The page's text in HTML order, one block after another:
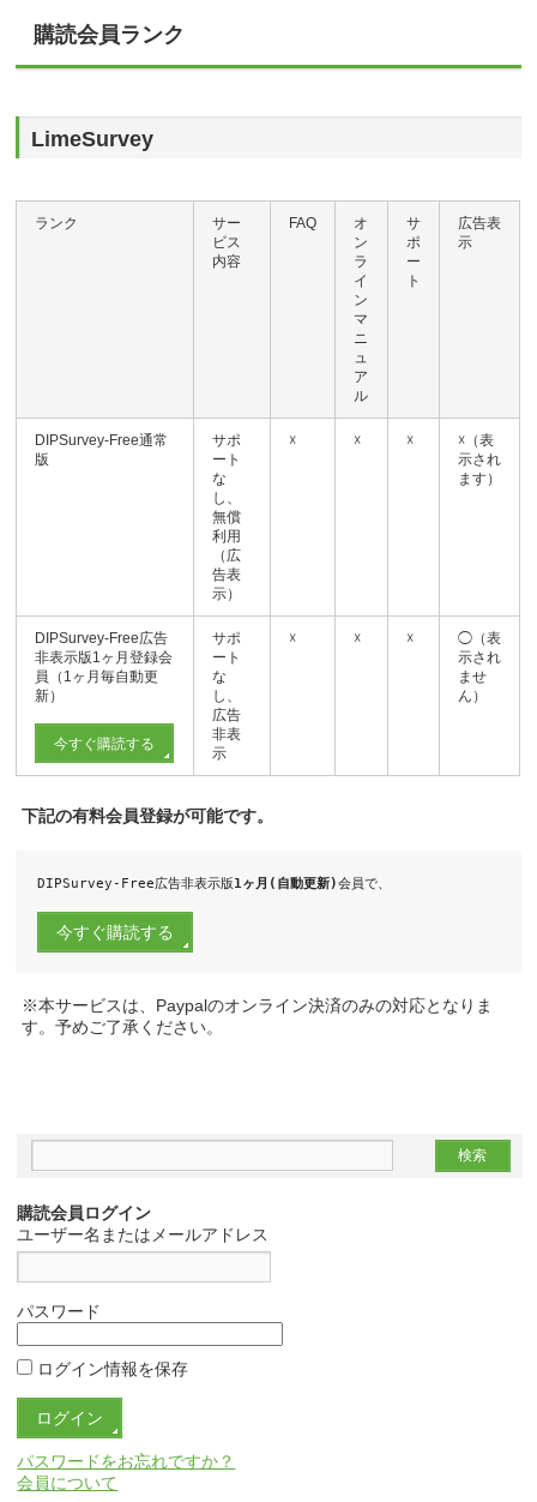
購読会員ランク
LimeSurvey
ランク
サー
ビス
内容
FAQ
オ
ン
ラ
イ
ン
マ
ニ
ュ
ア
ル
サ
ポ
ー
ト
広告表
示
DIPSurvey-Free通常
版
サポ
ート
な
し、
無償
利用
（広
告表
示）
☓ ☓ ☓
☓（表
示され
ます）
DIPSurvey-Free広告
非表示版1ヶ月登録会
員（1ヶ月毎自動更
新）
サポ
ート
な
し、
広告
非表
示
☓ ☓ ☓
◯（表
示され
ませ
ん）
下記の有料会員登録が可能です。
DIPSurvey-Free広告非表示版1ヶ月(自動更新)会員で、
※本サービスは、Paypalのオンライン決済のみの対応となりま
す。予めご了承ください。
購読会員ログイン
ユーザー名またはメールアドレス
パスワード
ログイン情報を保存
パスワードをお忘れですか？
会員について